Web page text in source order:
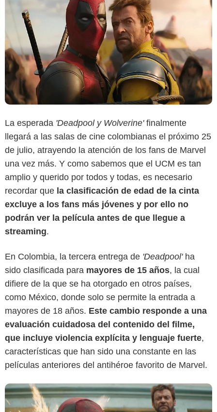
La esperada 'Deadpool y Wolverine'finalmente
llegará a las salas de cine colombianas el próximo 25
de julio, atrayendo la atención de los fans de Marvel
una vez más. Y como sabemos que el UCM es tan
amplio y querido por todos y todas, es necesario
recordar que la clasificación de edad de la cinta
excluye a los fans más jóvenes y por ello no
podrán ver la película antes de que llegue a
streaming.
En Colombia, la tercera entrega de 'Deadpool'ha
sido clasificada para mayores de 15 años, la cual
difiere de la que se ha otorgado en otros países,
como México, donde solo se permite la entrada a
mayores de 18 años. Este cambio responde a una
evaluación cuidadosa del contenido del filme,
que incluye violencia explícita y lenguaje fuerte,
características que han sido una constante en las
películas anteriores del antihéroe favorito de Marvel.
Marvel Studios